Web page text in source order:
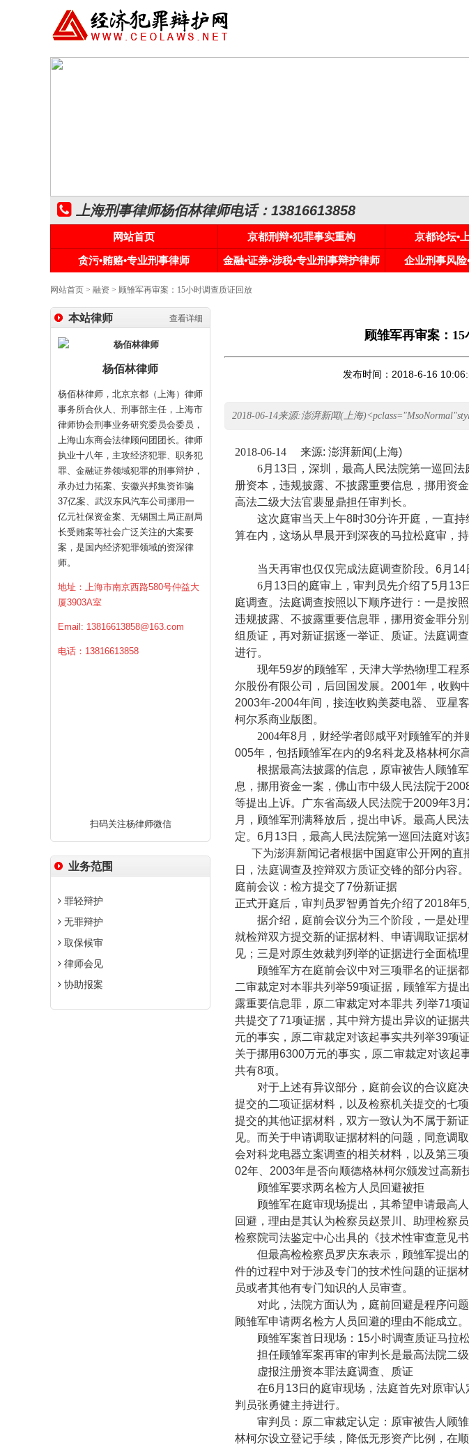
上海刑事律师杨佰林律师电话：13816613858
网站首页 京都刑辩•犯罪事实重构 京都论坛•
贪污•贿赂•专业刑事律师
金融•证券•涉税•专业刑事辩护律师 企业刑事风险
网站首页 > 融资 > 顾雏军再审案：15小时调查质证回放
查看详细
本站律师
杨佰林律师
杨佰林律师，北京京都（上海）律师
事务所合伙人、刑事部主任，上海市
律师协会刑事业务研究委员会委员，
上海山东商会法律顾问团团长。律师
执业十八年，主攻经济犯罪、职务犯
罪、金融证券领域犯罪的刑事辩护，
承办过力拓案、安徽兴邦集资诈骗
37亿案、武汉东风汽车公司挪用一
亿元社保资金案、无锡国土局正副局
长受贿案等社会广泛关注的大案要
案，是国内经济犯罪领域的资深律
师。
地址：上海市南京西路580号仲益大
厦3903A室
Email: 13816613858@163.com
电话：13816613858
扫码关注杨律师微信
业务范围
罪轻辩护
无罪辩护
取保候审
律师会见
协助报案
顾雏军再审案：
发布时间：2018-6-16
2018-06-14来源:澎湃新闻(上海
2018-06-14 来源: 澎湃新闻( 上海)
6月 13日，深圳，最高人民法院第一巡回
册资本，违规披露、不披露重要信息，挪用资
高法二级大法官裴显鼎担任审判长。
这次庭审当天上午8时30分许开庭，一直持
算在内，这场从早晨开到深夜的马拉松庭审，
当天再审也仅仅完成法庭调查阶段。 6月 14
6月 13日的庭审上，审判员先介绍了5月 13
庭调查。法庭调查按照以下顺序进行：一是按
违规披露、不披露重要信息罪，挪用资金罪分
组质证，再对新证据逐一举证、质证。法庭调
进行。
现年59岁的顾雏军，天津大学热物理工程系
尔股份有限公司，后回国发展。 2001年，收购
2003年-2004年间，接连收购美菱电器、 亚星
柯尔系商业版图。
2004年8月，财经学者郎咸平对顾雏军的并
005年，包括顾雏军在内的9名科龙及格林柯尔
根据最高法披露的信息，原审被告人顾雏
息，挪用资金一案，佛山市中级人民法院于
等提出上诉。广东省高级人民法院于2009年3月
月，顾雏军刑满释放后，提出申诉。最高人民
定。 6月 13日，最高人民法院第一巡回法庭对该
下为澎湃新闻记者根据中国庭审公开网的直
日，法庭调查及控辩双方质证交锋的部分内容。
庭前会议：检方提交了7份新证据
正式开庭后，审判员罗智勇首先介绍了2018年5
据介绍，庭前会议分为三个阶段，一是处
就检辩双方提交新的证据材料、申请调取证据
见；三是对原生效裁判列举的证据进行全面梳
顾雏军方在庭前会议中对三项罪名的证据
二审裁定对本罪共列举59项证据，顾雏军方提
露重要信息罪，原二审裁定对本罪共 列举71项
共提交了71项证据，其中辩方提出异议的证据
元的事实，原二审裁定对该起事实共列举39项
关于挪用6300万元的事实，原二审裁定对该起
共有8项。
对于上述有异议部分，庭前会议的合议庭
提交的二项证据材料，以及检察机关提交的七
提交的其他证据材料，双方一致认为不属于新
见。而关于申请调取证据材料的问题，同意调
会对科龙电器立案调查的相关材料，以及第三
02年、 2003年是否向顺德格林柯尔颁发过高新
顾雏军要求两名检方人员回避被拒
顾雏军在庭审现场提出，其希望申请最高
回避，理由是其认为检察员赵景川、助理检察
检察院司法鉴定中心出具的《技术性审查意见书
但最高检检察员罗庆东表示，顾雏军提出
件的过程中对于涉及专门的技术性问题的证据
员或者其他有专门知识的人员审查。
对此，法院方面认为，庭前回避是程序问
顾雏军申请两名检方人员回避的理由不能成立。
顾雏军案首日现场： 15小时调查质证马拉
担任顾雏军案再审的审判长是最高法院二级
虚报注册资本罪法庭调查、质证
在6月 13日的庭审现场，法庭首先对原审
判员张勇健主持进行。
审判员：原二审裁定认定：原审被告人顾
林柯尔设立登记手续，降低无形资产比例，在